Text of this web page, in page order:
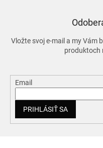
Vložte svoj e-mail a my Vám
produktoch
Email
PRIHLÁSIŤ SA